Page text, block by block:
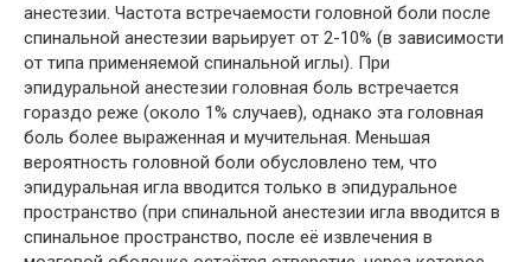
анестезии. Частота встречаемости головной боли после
спинальной анестезии варьирует от 2-10% (в зависимости
от типа применяемой спинальной иглы). При
эпидуральной анестезии головная боль встречается
гораздо реже (около 1% случаев), однако эта головная
боль более выраженная и мучительная. Меньшая
вероятность головной боли обусловлено тем, что
эпидуральная игла вводится только в эпидуральное
пространство (при спинальной анестезии игла вводится в
спинальное пространство, после её извлечения в